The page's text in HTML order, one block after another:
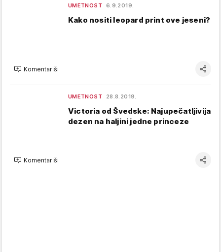
UMETNOST 6.9.2019.
Kako nositi leopard print ove jeseni?
Komentariši
UMETNOST 28.8.2019.
Victoria od Švedske: Najupečatljivija
dezen na haljini jedne princeze
Komentariši